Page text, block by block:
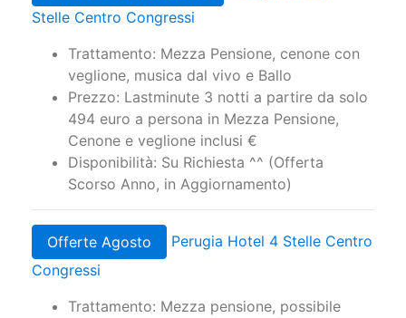
Stelle Centro Congressi
Trattamento: Mezza Pensione, cenone con
veglione, musica dal vivo e Ballo
Prezzo: Lastminute 3 notti a partire da solo
494 euro a persona in Mezza Pensione,
Cenone e veglione inclusi €
Disponibilità: Su Richiesta ^^ (Offerta
Scorso Anno, in Aggiornamento)
Offerte Agosto
Perugia Hotel 4 Stelle Centro
Congressi
Trattamento: Mezza pensione, possibile